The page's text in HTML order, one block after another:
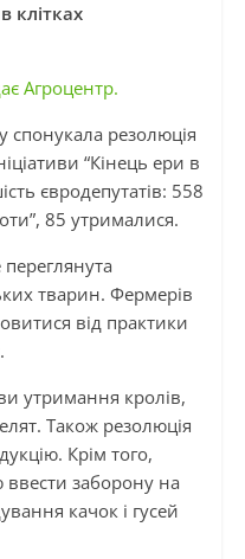
клітках
Агроцентр.
спонукала резолюція
“Кінець ери в
євродепутатів: 558
85 утрималися.
тварин. Фермерів
від практики
утримання кролів,
Також резолюція
Крім того,
ввести заборону на
качок і гусей